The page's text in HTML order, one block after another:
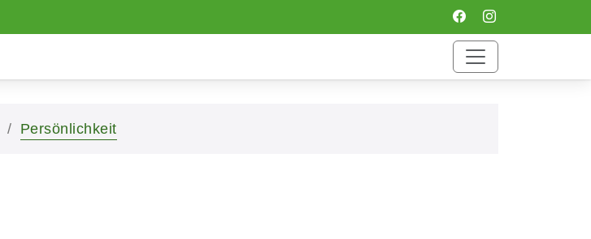
Persönlichkeit